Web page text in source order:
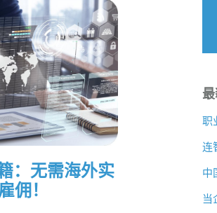
：无需海外实
佣！